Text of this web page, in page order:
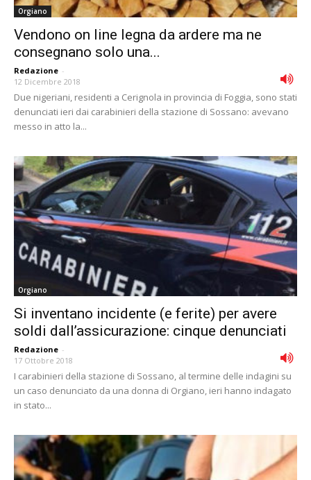
Orgiano
Vendono on line legna da ardere ma ne
consegnano solo una...
Redazione -
12 Dicembre 2018
Due nigeriani, residenti a Cerignola in provincia di Foggia, sono stati
denunciati ieri dai carabinieri della stazione di Sossano: avevano
messo in atto la...
Orgiano
Si inventano incidente (e ferite) per avere
soldi dall’assicurazione: cinque denunciati
Redazione -
17 Ottobre 2018
I carabinieri della stazione di Sossano, al termine delle indagini su
un caso denunciato da una donna di Orgiano, ieri hanno indagato
in stato...